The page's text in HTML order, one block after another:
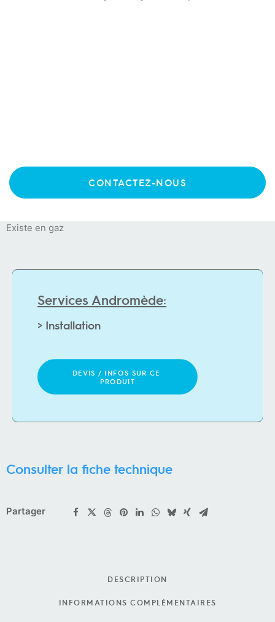
CONTACTEZ-NOUS
Séchoir double Electrolux
Programmateur Compass Pro
Electrique 13.5kW Alimentation 400V/80Hz/3N
Dimensions 790x1115x1940 (LxPxH)mm
Existe en gaz
Services Andromède:
> Installation
DEVIS / INFOS SUR CE
PRODUIT
Consulter la fiche technique
Partager
DESCRIPTION
INFORMATIONS COMPLÉMENTAIRES